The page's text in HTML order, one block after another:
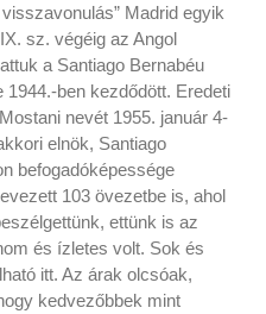
Madrid egyik
sz. végéig az Angol
a Santiago Bernabéu
ben kezdődött. Eredeti
nevét 1955. január 4-
elnök, Santiago
befogadóképessége
103 övezetbe is, ahol
ettünk is az
és ízletes volt. Sok és
itt. Az árak olcsóak,
kedvezőbbek mint